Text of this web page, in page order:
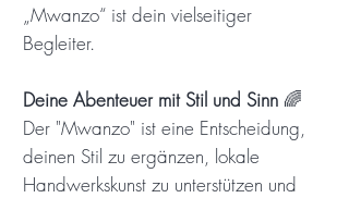
„Mwanzo“ ist dein vielseitiger
Begleiter.
Deine Abenteuer mit Stil und Sinn 🌈
Der "Mwanzo" ist eine Entscheidung,
deinen Stil zu ergänzen, lokale
Handwerkskunst zu unterstützen und